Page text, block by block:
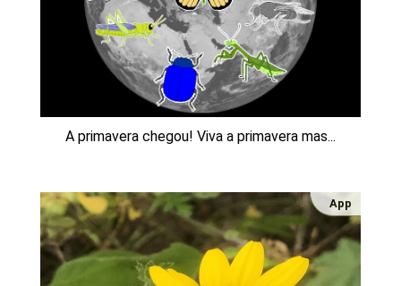
A primavera chegou! Viva a primavera mas...
App